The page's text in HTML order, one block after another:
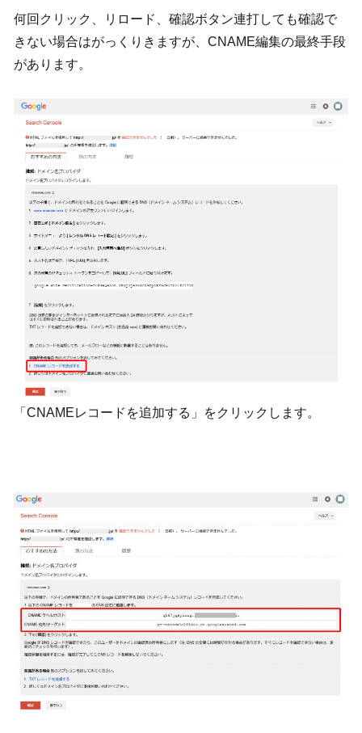
何回クリック、リロード、確認ボタン連打しても確認で
きない場合はがっくりきますが、CNAME編集の最終手段
があります。
「CNAMEレコードを追加する」をクリックします。